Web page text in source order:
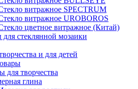
витражное SPECTRUM
витражное UROBOROS
цветное витражное (Китай)
стеклянной мозаики
и для детей
для творчества
глина